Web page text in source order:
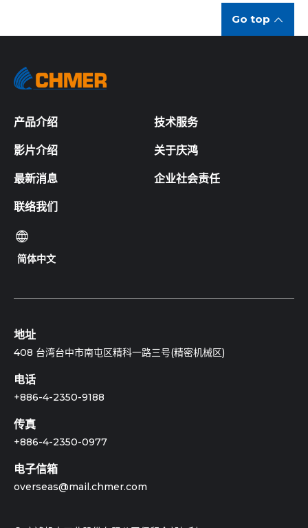
Go top
产品介绍 技术服务
影片介绍 关于庆鸿
最新消息 企业社会责任
联络我们
简体中文
地址
408 台湾台中市南屯区精科一路三号(精密机械区)
电话
+886-4-2350-9188
传真
+886-4-2350-0977
电子信箱
overseas@mail.chmer.com